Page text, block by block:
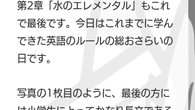
第2章「水のエレメンタル」もこれ
で最後です。今日はこれまでに学ん
できた英語のルールの総おさらいの
日です。
写真の1枚目のように、最後の方に